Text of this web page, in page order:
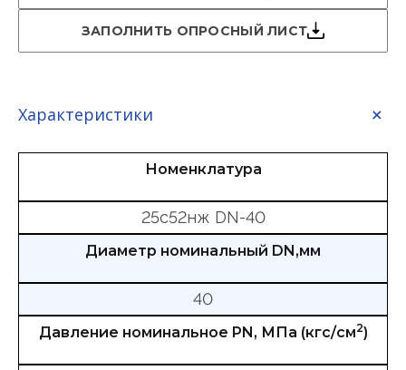
ЗАПОЛНИТЬ ОПРОСНЫЙ ЛИСТ
Характеристики
Номенклатура
25с52нж DN-40
Диаметр номинальный DN,мм
40
Давление номинальное PN, МПа (кгс/см2)